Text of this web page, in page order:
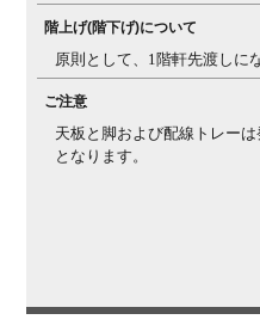
て・ヒビ割れ
について
入りやすくなりま
ビや反りの現象
とをご理解くださ
階上げ(階下げ)について
原則として、1階軒先渡しに
ご注意
天板と脚および配線トレー
となります。